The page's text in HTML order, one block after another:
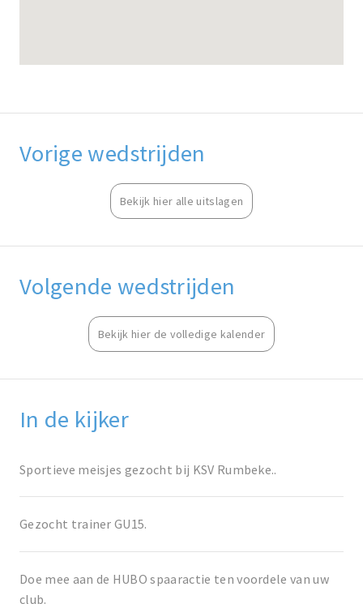
Vorige wedstrijden
Bekijk hier alle uitslagen
Volgende wedstrijden
Bekijk hier de volledige kalender
In de kijker
Sportieve meisjes gezocht bij KSV Rumbeke..
Gezocht trainer GU15.
Doe mee aan de HUBO spaaractie ten voordele van uw
club.